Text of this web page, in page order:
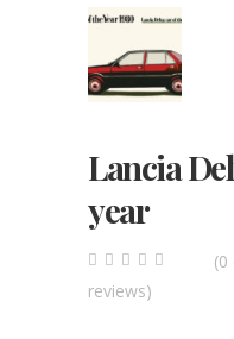
Lancia
year
out
(0
reviews)